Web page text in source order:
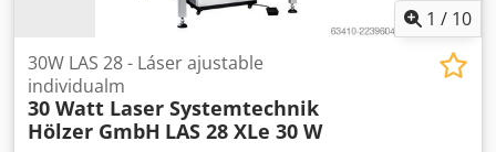
1 / 10
30W LAS 28 - Láser ajustable
individualm
30 Watt Laser Systemtechnik
Hölzer GmbH LAS 28 XLe 30 W